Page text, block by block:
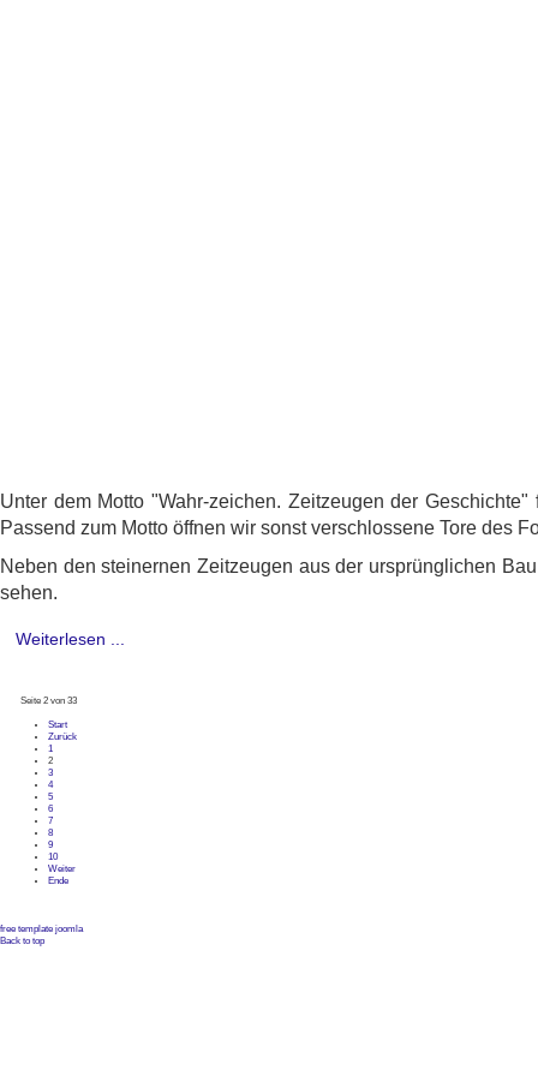
Unter dem Motto "Wahr-zeichen. Zeitzeugen der
Passend zum Motto öffnen wir sonst verschlossene Tore des
Neben den steinernen Zeitzeugen aus der ursprünglichen
sehen.
Weiterlesen ...
Seite 2 von 33
Start
Zurück
1
2
3
4
5
6
7
8
9
10
Weiter
Ende
free template joomla
Back to top